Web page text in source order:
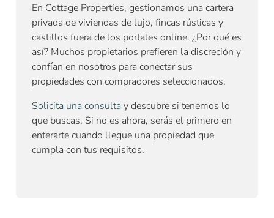
En Cottage Properties, gestionamos una cartera
privada de viviendas de lujo, fincas rústicas y
castillos fuera de los portales online. ¿Por qué es
así? Muchos propietarios prefieren la discreción y
confían en nosotros para conectar sus
propiedades con compradores seleccionados.
Solicita una consultay descubre si tenemos lo
que buscas. Si no es ahora, serás el primero en
enterarte cuando llegue una propiedad que
cumpla con tus requisitos.